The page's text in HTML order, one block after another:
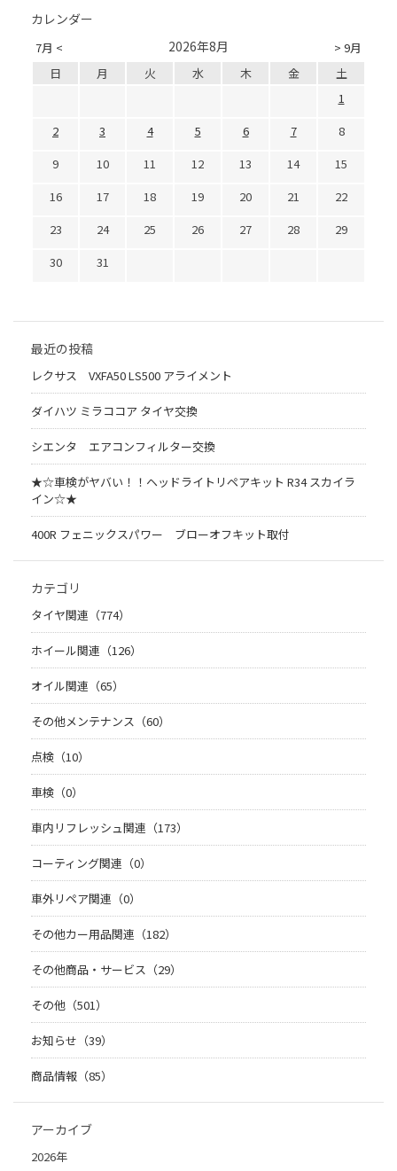
カレンダー
7月 < > 9月
2026年8月
日 月 火 水 木 金
土
1
2
3 4 5 6 7
8
9
10 11 12 13 14
15
16
17 18 19 20 21
22
23
24 25 26 27 28
29
30
31
最近の投稿
レクサス VXFA50 LS500 アライメント
ダイハツ ミラココア タイヤ交換
シエンタ エアコンフィルター交換
★☆車検がヤバい！！ヘッドライトリペアキット R34 スカイラ
イン☆★
400R フェニックスパワー ブローオフキット取付
カテゴリ
タイヤ関連（774）
ホイール関連（126）
オイル関連（65）
その他メンテナンス（60）
点検（10）
車検（0）
車内リフレッシュ関連（173）
コーティング関連（0）
車外リペア関連（0）
その他カー用品関連（182）
その他商品・サービス（29）
その他（501）
お知らせ（39）
商品情報（85）
アーカイブ
2026年